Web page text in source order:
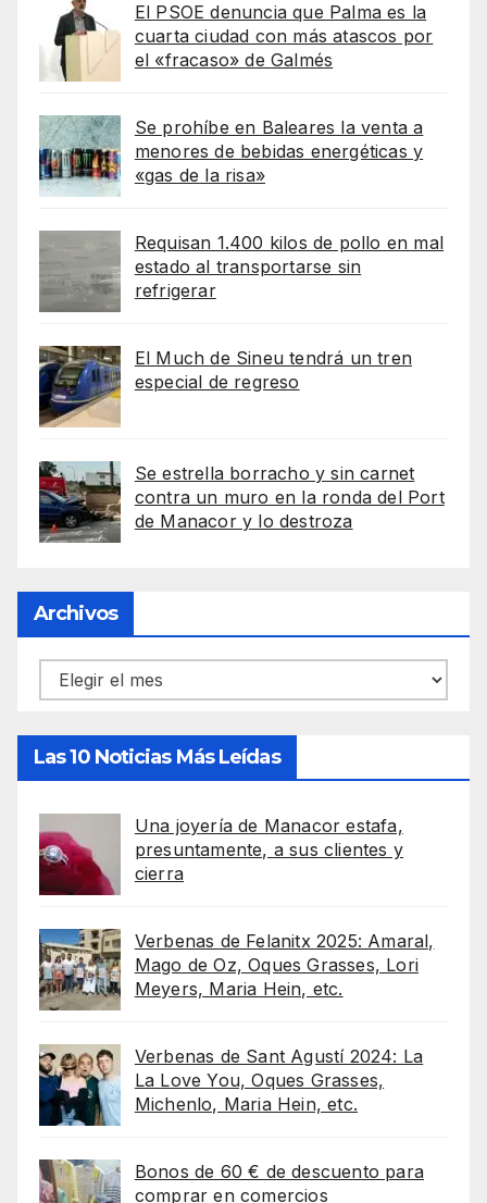
El PSOE denuncia que Palma es la
cuarta ciudad con más atascos por
el «fracaso» de Galmés
Se prohíbe en Baleares la venta a
menores de bebidas energéticas y
«gas de la risa»
Requisan 1.400 kilos de pollo en mal
estado al transportarse sin
refrigerar
El Much de Sineu tendrá un tren
especial de regreso
Se estrella borracho y sin carnet
contra un muro en la ronda del Port
de Manacor y lo destroza
Archivos
Archivos
Las 10 Noticias Más Leídas
Una joyería de Manacor estafa,
presuntamente, a sus clientes y
cierra
Verbenas de Felanitx 2025: Amaral,
Mago de Oz, Oques Grasses, Lori
Meyers, Maria Hein, etc.
Verbenas de Sant Agustí 2024: La
La Love You, Oques Grasses,
Michenlo, Maria Hein, etc.
Bonos de 60 € de descuento para
comprar en comercios